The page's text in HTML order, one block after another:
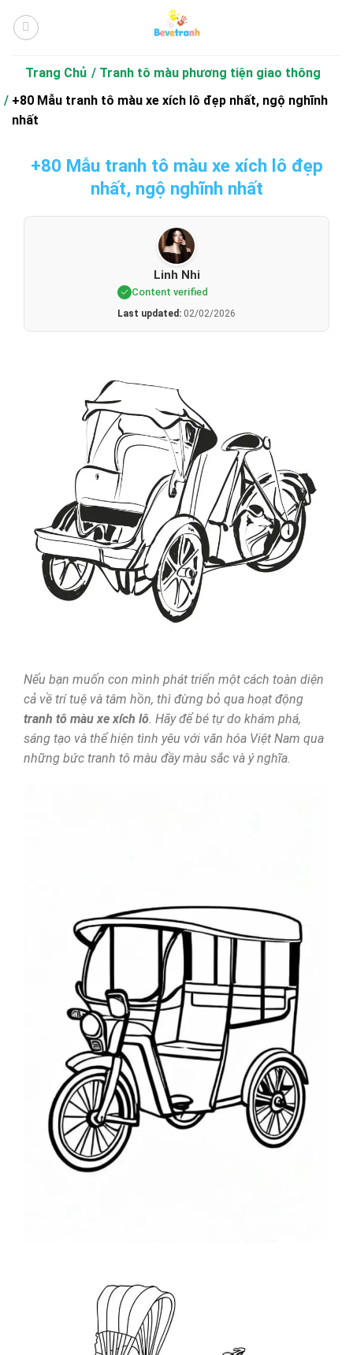
qua
dungTrang Chủ
Tranh tô màu phương tiện giao thông
+80 Mẫu tranh tô màu xe xích lô đẹp nhất, ngộ nghĩnh
nhất
+80 Mẫu tranh tô màu xe xích lô đẹp
nhất, ngộ nghĩnh nhất
Linh Nhi
Content verified
Last updated: 02/02/2026
Nếu bạn muốn con mình phát triển một cách toàn diện
cả về trí tuệ và tâm hồn, thì đừng bỏ qua hoạt động
tranh tô màu xe xích lô . Hãy để bé tự do khám phá,
sáng tạo và thể hiện tình yêu với văn hóa Việt Nam qua
những bức tranh tô màu đầy màu sắc và ý nghĩa.